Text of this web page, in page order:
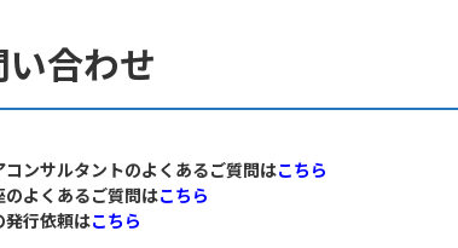
い合わせ
コンサルタントのよくあるご質問はこちら
のよくあるご質問はこちら
発行依頼はこちら